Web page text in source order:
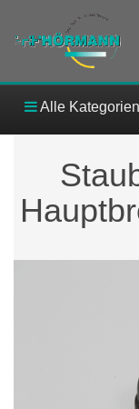
Alle Kategorien